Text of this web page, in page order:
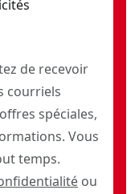
de recevoir
courriels
spéciales,
Vous
temps.
ou